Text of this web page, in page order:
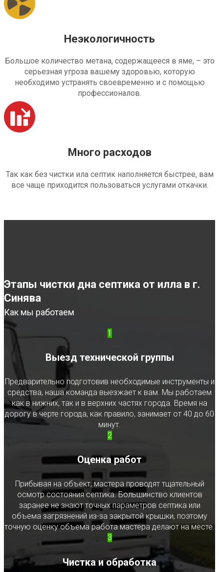
Неэкологичность
Большое количество метана, содержащееся в яме, – это
серьезная угроза вашему здоровью, которую
необходимо устранять своевременно и с помощью
профессионалов.
Много расходов
Так как без чистки ила септик наполняется быстрее, вам
все чаще приходится пользоваться услугами откачки.
Этапы чистки дна септика от илла в г.
Синява
Как мы работаем
1
Выезд технической группы
Предварительно подготовив необходимые инструменты и
средства, наша команда выезжает к вам. Мы работаем
как в нижних, так и в верхних частях города. Время на
дорогу в черте города, как правило, занимает от 40 до 60
минут.
2
Оценка работ
Прибывая на объект, мастера проводят тщательный
осмотр состояния септика. Большинство клиентов
заранее не знают точных параметров септика или
объема загрязнений из-за закрытой крышки, поэтому
точную оценку объема работа мастера делают на месте.
3
Чистка и обработка